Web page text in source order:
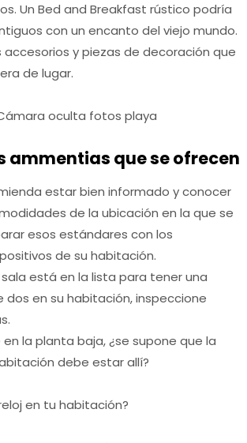
Un Bed and Breakfast rústico podría
con un encanto del viejo mundo.
y piezas de decoración que
de lugar.
ammentias que se ofrecen
estar bien informado y conocer
de la ubicación en la que se
esos estándares con los
de su habitación.
sala está en la lista para tener una
en su habitación, inspeccione
la planta baja, ¿se supone que la
debe estar allí?
en tu habitación?